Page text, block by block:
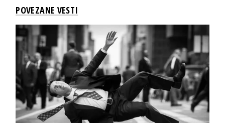
POVEZANE VESTI